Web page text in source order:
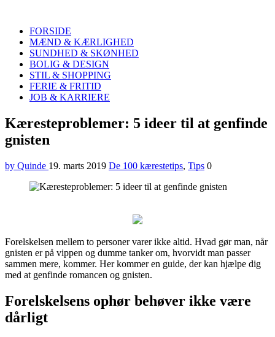
FORSIDE
MÆND & KÆRLIGHED
SUNDHED & SKØNHED
BOLIG & DESIGN
STIL & SHOPPING
FERIE & FRITID
JOB & KARRIERE
Menu
Kæresteproblemer: 5 ideer til at genfinde
gnisten
by Quinde 19. marts 2019 De 100 kærestetips, Tips 0
Forelskelsen mellem to personer varer ikke altid. Hvad gør man, når
gnisten er på vippen og dumme tanker om, hvorvidt man passer
sammen mere, kommer. Her kommer en guide, der kan hjælpe dig
med at genfinde romancen og gnisten.
Forelskelsens ophør behøver ikke være
dårligt